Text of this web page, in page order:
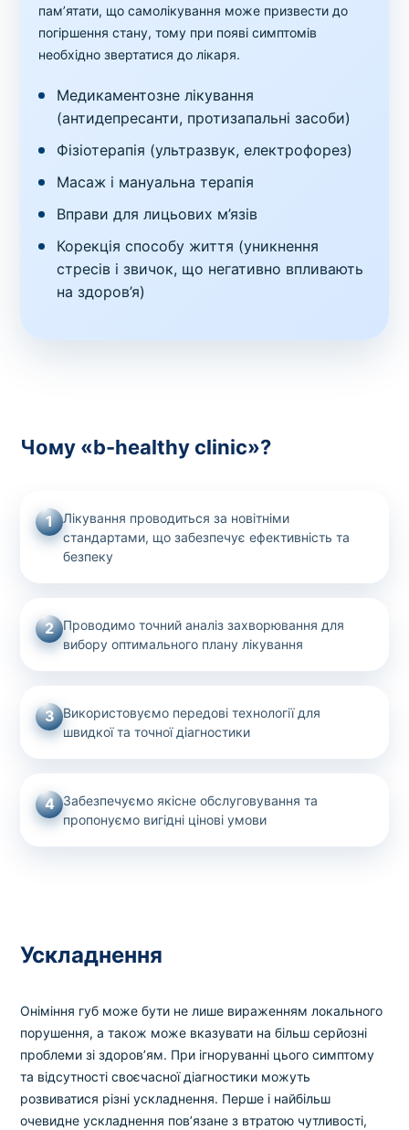
пам’ятати, що самолікування може призвести до
погіршення стану, тому при появі симптомів
необхідно звертатися до лікаря.
Медикаментозне лікування
(антидепресанти, протизапальні засоби)
Фізіотерапія (ультразвук, електрофорез)
Масаж і мануальна терапія
Вправи для лицьових м’язів
Корекція способу життя (уникнення
стресів і звичок, що негативно впливають
на здоров’я)
Чому «b-healthy clinic»?
1
Лікування проводиться за новітніми
стандартами, що забезпечує ефективність та
безпеку
2
Проводимо точний аналіз захворювання для
вибору оптимального плану лікування
3 Використовуємо передові технології для
швидкої та точної діагностики
4 Забезпечуємо якісне обслуговування та
пропонуємо вигідні цінові умови
Ускладнення
Оніміння губ може бути не лише вираженням локального
порушення, а також може вказувати на більш серйозні
проблеми зі здоров’ям. При ігноруванні цього симптому
та відсутності своєчасної діагностики можуть
розвиватися різні ускладнення. Перше і найбільш
очевидне ускладнення пов’язане з втратою чутливості,